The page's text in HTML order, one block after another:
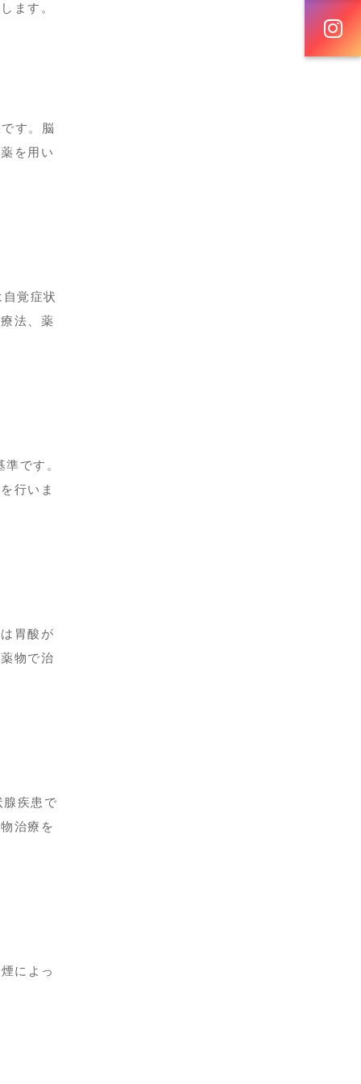
ます。
す。脳
を用い
覚症状
法、薬
です。
行いま
胃酸が
物で治
疾患で
治療を
によっ